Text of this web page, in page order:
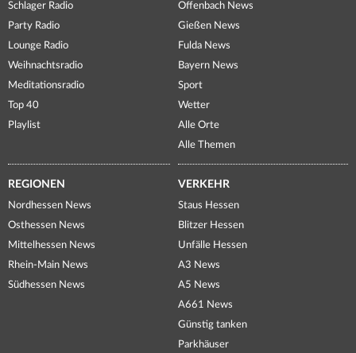
Schlager Radio
Party Radio
Lounge Radio
Weihnachtsradio
Meditationsradio
Top 40
Playlist
Offenbach News
Gießen News
Fulda News
Bayern News
Sport
Wetter
Alle Orte
Alle Themen
REGIONEN
Nordhessen News
Osthessen News
Mittelhessen News
Rhein-Main News
Südhessen News
VERKEHR
Staus Hessen
Blitzer Hessen
Unfälle Hessen
A3 News
A5 News
A661 News
Günstig tanken
Parkhäuser